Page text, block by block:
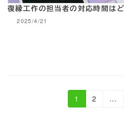
復縁工作の担当者の対応時間は
2025/4/21
固
定
1
固
2 …